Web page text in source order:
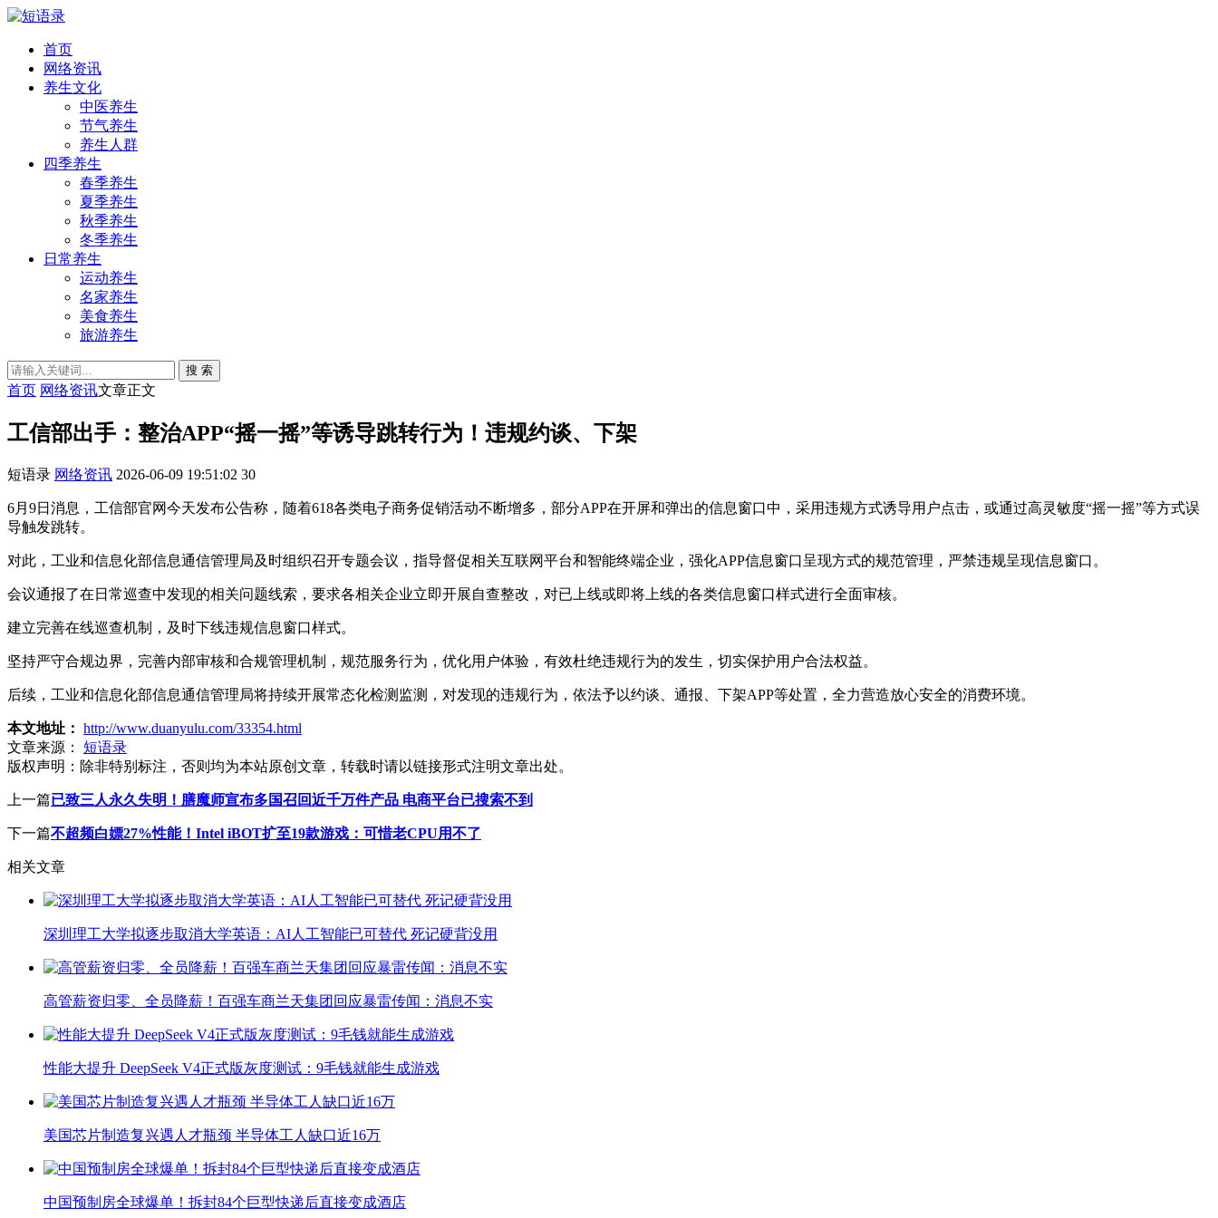
首页
网络资讯
养生文化
中医养生
节气养生
养生人群
四季养生
春季养生
夏季养生
秋季养生
冬季养生
日常养生
运动养生
名家养生
美食养生
旅游养生
搜 索
首页 网络资讯文章正文
工信部出手：整治APP“摇一摇”等诱导跳转行为！违规约谈、下架
短语录 网络资讯 2026-06-09 19:51:02 30
6月9日消息，工信部官网今天发布公告称，随着618各类电子商务促销活动不断增多，部分APP在开屏和弹出的信息窗口中，采用违规方式诱导用户点击，或通过高灵敏度“摇一摇”等方式误
导触发跳转。
对此，工业和信息化部信息通信管理局及时组织召开专题会议，指导督促相关互联网平台和智能终端企业，强化APP信息窗口呈现方式的规范管理，严禁违规呈现信息窗口。
会议通报了在日常巡查中发现的相关问题线索，要求各相关企业立即开展自查整改，对已上线或即将上线的各类信息窗口样式进行全面审核。
建立完善在线巡查机制，及时下线违规信息窗口样式。
坚持严守合规边界，完善内部审核和合规管理机制，规范服务行为，优化用户体验，有效杜绝违规行为的发生，切实保护用户合法权益。
后续，工业和信息化部信息通信管理局将持续开展常态化检测监测，对发现的违规行为，依法予以约谈、通报、下架APP等处置，全力营造放心安全的消费环境。
本文地址： http://www.duanyulu.com/33354.html
文章来源：
短语录
版权声明： 除非特别标注，否则均为本站原创文章，转载时请以链接形式注明文章出处。
上一篇已致三人永久失明！膳魔师宣布多国召回近千万件产品 电商平台已搜索不到
下一篇不超频白嫖27%性能！Intel iBOT扩至19款游戏：可惜老CPU用不了
相关文章
深圳理工大学拟逐步取消大学英语：AI人工智能已可替代 死记硬背没用
高管薪资归零、全员降薪！百强车商兰天集团回应暴雷传闻：消息不实
性能大提升 DeepSeek V4正式版灰度测试：9毛钱就能生成游戏
美国芯片制造复兴遇人才瓶颈 半导体工人缺口近16万
中国预制房全球爆单！拆封84个巨型快递后直接变成酒店